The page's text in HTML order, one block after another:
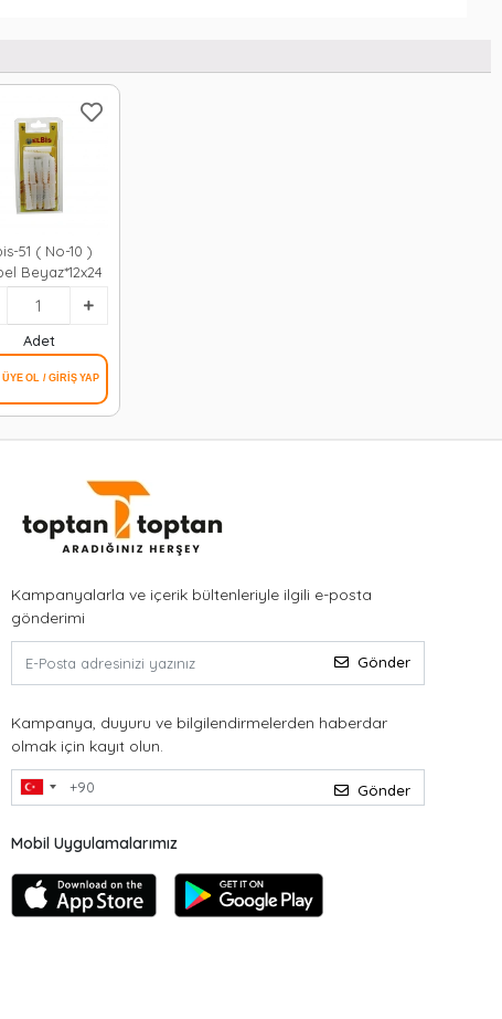
51 ( No-10 )
Beyaz*12x24
Adet
Kampanyalarla ve içerik bültenleriyle ilgili e-posta
gönderimi
Gönder
Kampanya, duyuru ve bilgilendirmelerden haberdar
olmak için kayıt olun.
Gönder
Mobil Uygulamalarımız